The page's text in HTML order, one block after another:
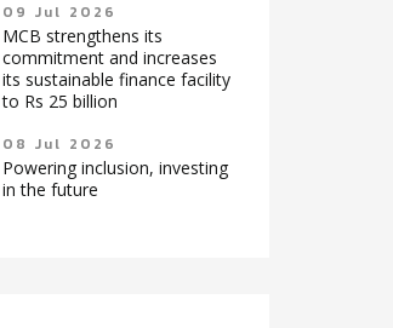
09 Jul 2026
MCB strengthens its
commitment and increases
its sustainable finance facility
to Rs 25 billion
08 Jul 2026
Powering inclusion, investing
in the future